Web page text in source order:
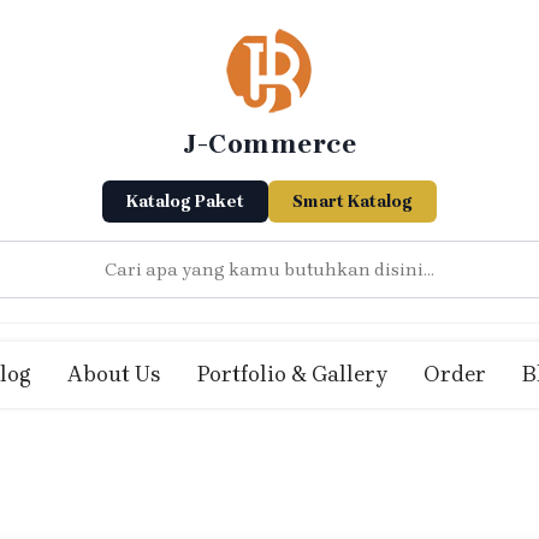
J-Commerce
Katalog Paket Smart Katalog
About Us Portfolio & Gallery Order